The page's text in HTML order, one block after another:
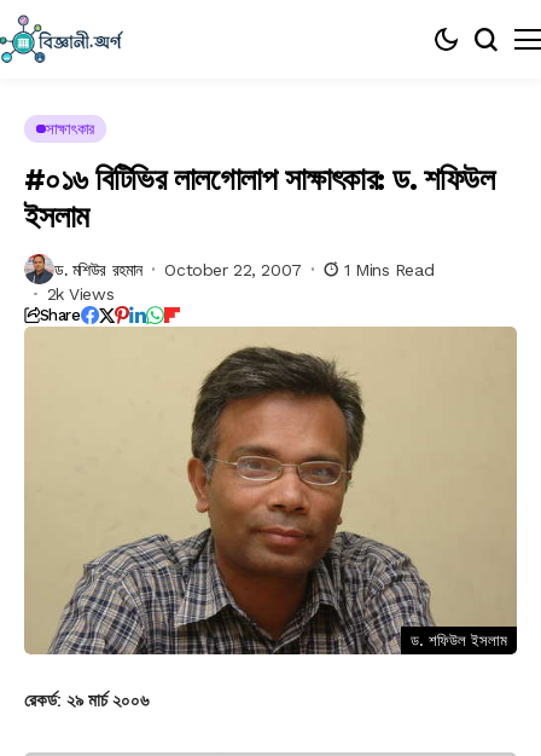
সাক্ষাৎকার
#০১৬ বিটিভির লালগোলাপ সাক্ষাৎকার: ড. শফিউল
ইসলাম
ড. মশিউর রহমান October 22, 2007
1 Mins Read
2k Views
Share
ড. শফিউল ইসলাম
রেকর্ড: ২৯ মার্চ ২০০৬